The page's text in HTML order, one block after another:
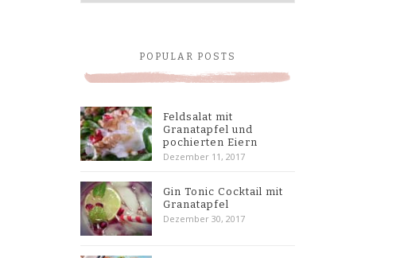
POPULAR POSTS
Feldsalat mit
Granatapfel und
pochierten Eiern
Dezember 11, 2017
Gin Tonic Cocktail mit
Granatapfel
Dezember 30, 2017